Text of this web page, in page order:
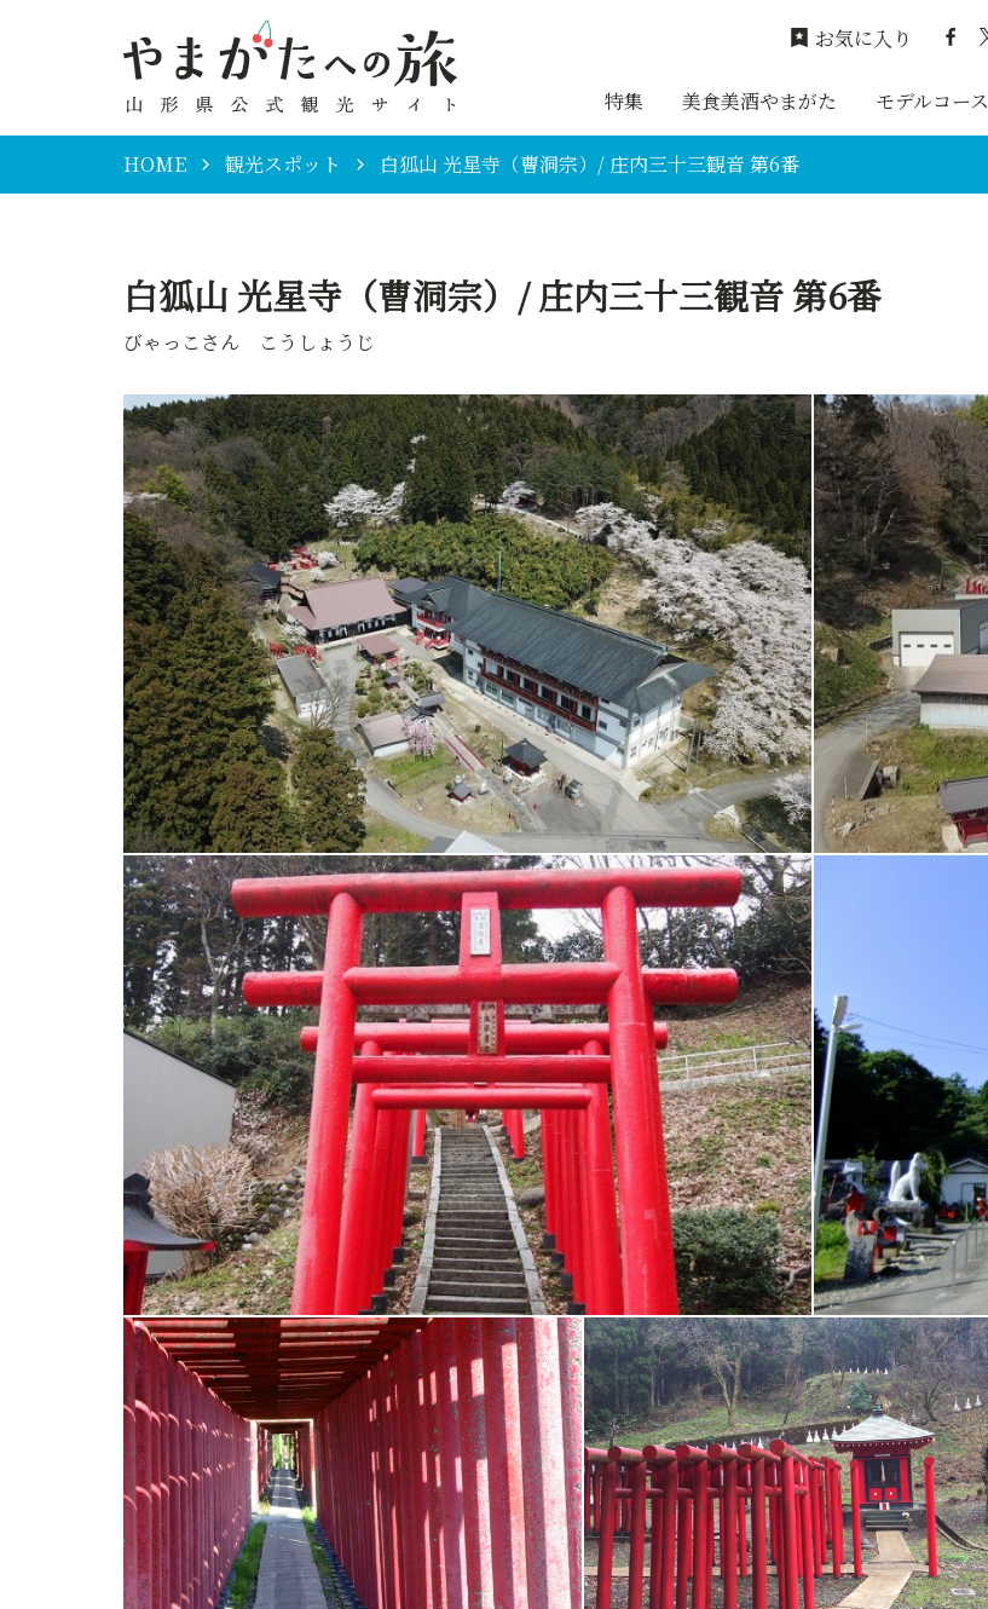
特集 美食美酒やまがた モデルコース
お気に入り
HOME 観光スポット 白狐山 光星寺（曹洞宗）/ 庄内三十三観音 第6番
白狐山 光星寺（曹洞宗）/ 庄内三十三観音 第6番
びゃっこさん こうしょうじ